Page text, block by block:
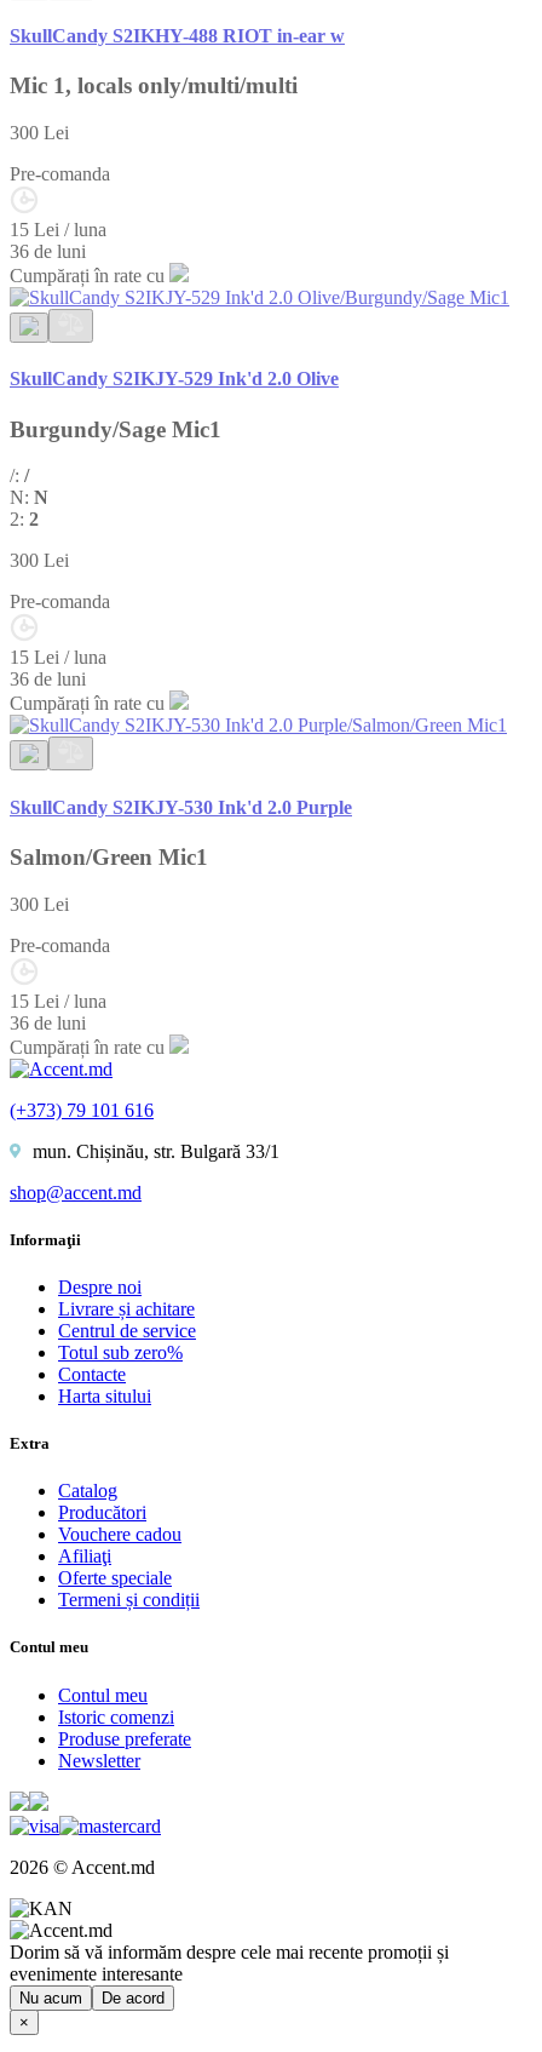
SkullCandy S2IKHY-488 RIOT in-ear w
Mic 1, locals only/multi/multi
300 Lei
Pre-comanda
15 Lei / luna
36 de luni
Cumpărați în rate cu
SkullCandy S2IKJY-529 Ink'd 2.0 Olive
Burgundy/Sage Mic1
/: /
N: N
2: 2
300 Lei
Pre-comanda
15 Lei / luna
36 de luni
Cumpărați în rate cu
SkullCandy S2IKJY-530 Ink'd 2.0 Purple
Salmon/Green Mic1
300 Lei
Pre-comanda
15 Lei / luna
36 de luni
Cumpărați în rate cu
(+373) 79 101 616
mun. Chișinău, str. Bulgară 33/1
shop@accent.md
Informaţii
Despre noi
Livrare și achitare
Centrul de service
Totul sub zero%
Contacte
Harta sitului
Extra
Catalog
Producători
Vouchere cadou
Afiliaţi
Oferte speciale
Termeni și condiții
Contul meu
Contul meu
Istoric comenzi
Produse preferate
Newsletter
2026 © Accent.md
Dorim să vă informăm despre cele mai recente promoții și
evenimente interesante
Nu acum
De acord
×